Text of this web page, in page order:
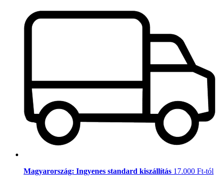
Magyarország: Ingyenes standard kiszállítás 17.000 Ft-tól